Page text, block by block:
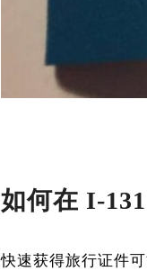
如何在 I-
快速获得旅行证件